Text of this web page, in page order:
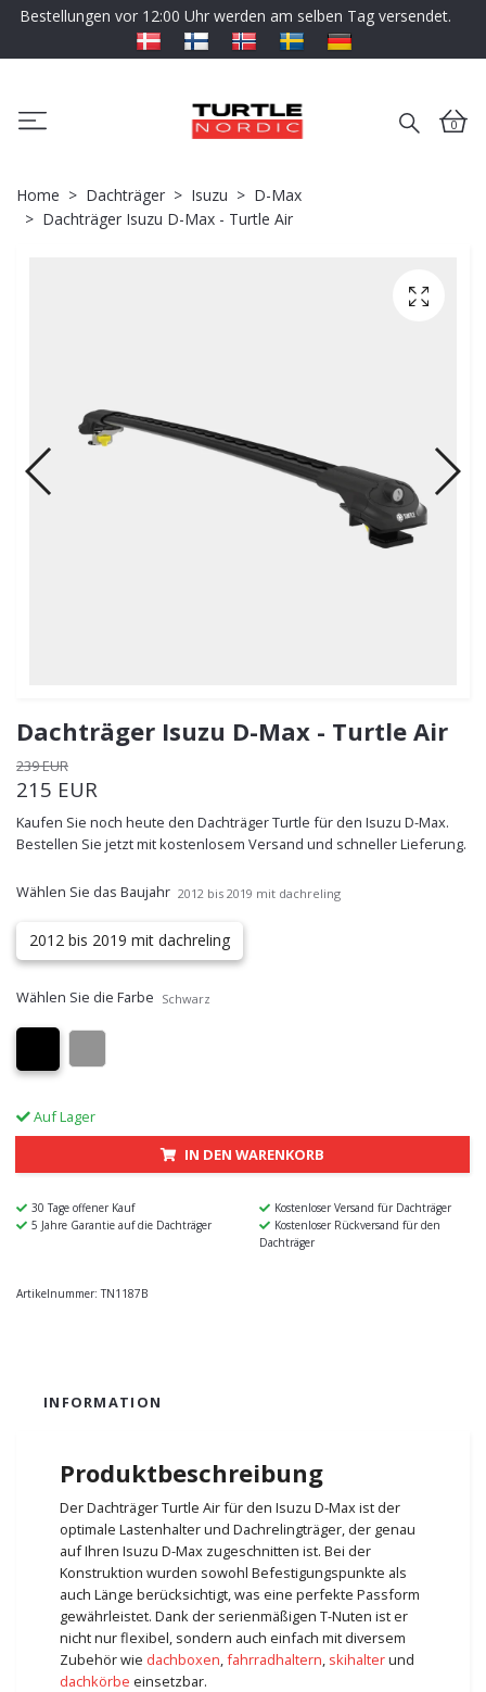
Bestellungen vor 12:00 Uhr werden am selben Tag versendet.
0
Home Dachträger Isuzu
D-Max
Dachträger Isuzu D-Max - Turtle Air
Dachträger Isuzu D-Max - Turtle Air
239 EUR
215 EUR
Kaufen Sie noch heute den Dachträger Turtle für den Isuzu D-Max.
Bestellen Sie jetzt mit kostenlosem Versand und schneller Lieferung.
Wählen Sie das Baujahr 2012 bis 2019 mit dachreling
2012 bis 2019 mit dachreling
Wählen Sie die Farbe Schwarz
Auf Lager
IN DEN WARENKORB
30 Tage offener Kauf
Kostenloser Versand für Dachträger
5 Jahre Garantie auf die Dachträger
Kostenloser Rückversand für den
Dachträger
Artikelnummer: TN1187B
INFORMATION
Produktbeschreibung
Der Dachträger Turtle Air für den Isuzu D-Max ist der
optimale Lastenhalter und Dachrelingträger, der genau
auf Ihren Isuzu D-Max zugeschnitten ist. Bei der
Konstruktion wurden sowohl Befestigungspunkte als
auch Länge berücksichtigt, was eine perfekte Passform
gewährleistet. Dank der serienmäßigen T-Nuten ist er
nicht nur flexibel, sondern auch einfach mit diversem
Zubehör wie dachboxen,fahrradhaltern, skihalterund
dachkörbe einsetzbar.